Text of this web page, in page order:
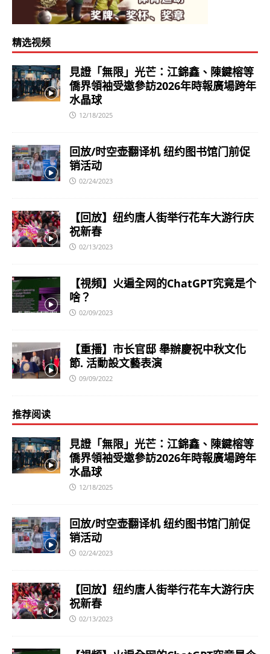
精选视频
見證「無限」光芒：江錦鑫、陳鍵榕等
僑界領袖受邀參訪2026年時報廣場跨年
水晶球
12/18/2025
回放/时空壶翻译机 纽约图书馆门前促
销活动
02/24/2023
【回放】纽约唐人街举行花车大游行庆
祝新春
02/13/2023
【視頻】火遍全网的ChatGPT究竟是个
啥？
02/09/2023
【重播】市长官邸 舉辦慶祝中秋文化
節. 活動設文藝表演
09/09/2022
推荐阅读
見證「無限」光芒：江錦鑫、陳鍵榕等
僑界領袖受邀參訪2026年時報廣場跨年
水晶球
12/18/2025
回放/时空壶翻译机 纽约图书馆门前促
销活动
02/24/2023
【回放】纽约唐人街举行花车大游行庆
祝新春
02/13/2023